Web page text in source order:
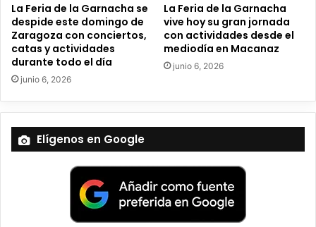
La Feria de la Garnacha se
despide este domingo de
Zaragoza con conciertos,
catas y actividades
durante todo el día
junio 6, 2026
La Feria de la Garnacha
vive hoy su gran jornada
con actividades desde el
mediodía en Macanaz
junio 6, 2026
Elígenos en Google